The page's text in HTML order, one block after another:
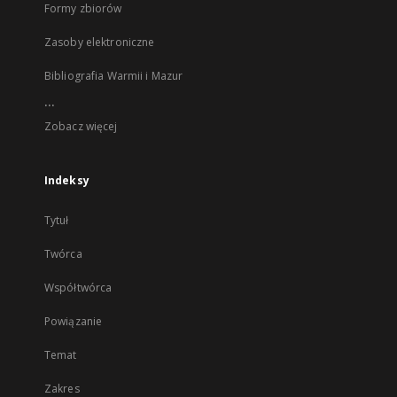
Formy zbiorów
Zasoby elektroniczne
Bibliografia Warmii i Mazur
...
Zobacz więcej
Indeksy
Tytuł
Twórca
Współtwórca
Powiązanie
Temat
Zakres